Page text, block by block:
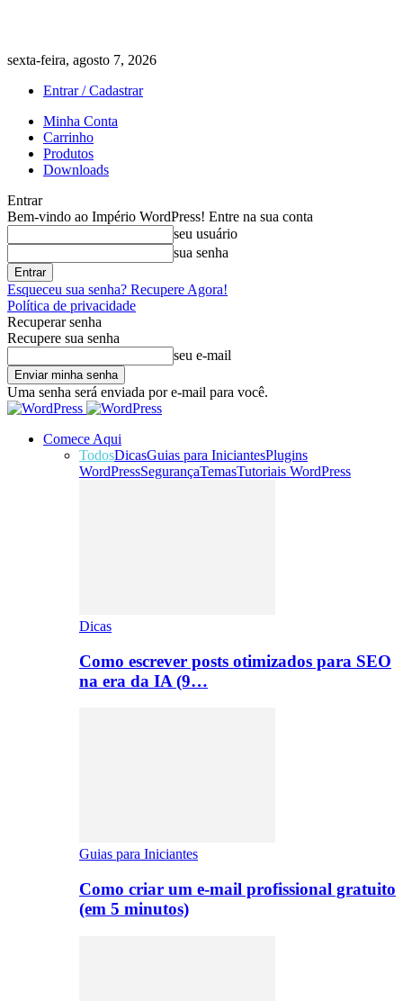
sexta-feira, agosto 7, 2026
Entrar / Cadastrar
Minha Conta
Carrinho
Produtos
Downloads
Entrar
Bem-vindo ao Império WordPress! Entre na sua conta
seu usuário
sua senha
Esqueceu sua senha? Recupere Agora!
Política de privacidade
Recuperar senha
Recupere sua senha
seu e-mail
Uma senha será enviada por e-mail para você.
Comece Aqui
TodosDicasGuias para IniciantesPlugins
WordPressSegurançaTemasTutoriais WordPress
Dicas
Como escrever posts otimizados para SEO
na era da IA (9…
Guias para Iniciantes
Como criar um e-mail profissional gratuito
(em 5 minutos)